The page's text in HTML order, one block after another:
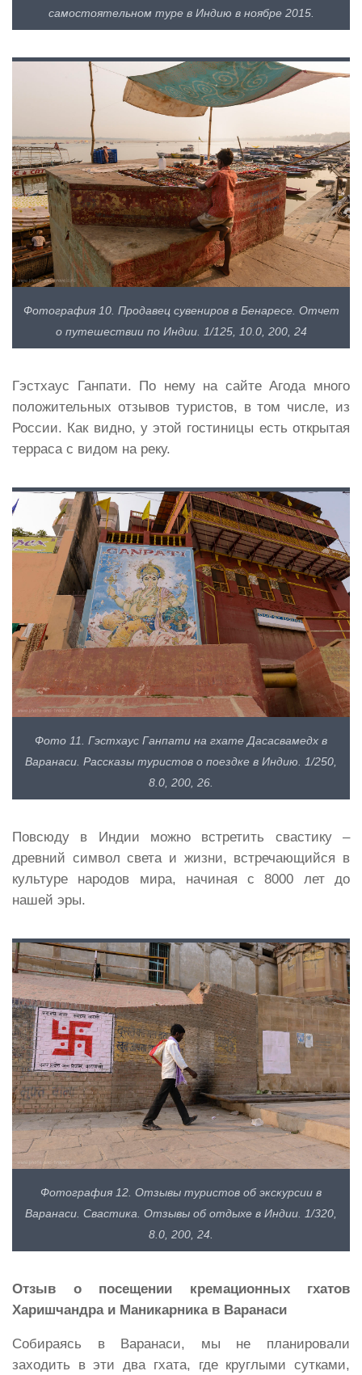
самостоятельном туре в Индию в ноябре 2015.
Фотография 10. Продавец сувениров в Бенаресе. Отчет
о путешествии по Индии. 1/125, 10.0, 200, 24
Гэстхаус Ганпати. По нему на сайте Агода много
положительных отзывов туристов, в том числе, из
России. Как видно, у этой гостиницы есть открытая
терраса с видом на реку.
Фото 11. Гэстхаус Ганпати на гхате Дасасвамедх в
Варанаси. Рассказы туристов о поездке в Индию. 1/250,
8.0, 200, 26.
Повсюду в Индии можно встретить свастику –
древний символ света и жизни, встречающийся в
культуре народов мира, начиная с 8000 лет до
нашей эры.
Фотография 12. Отзывы туристов об экскурсии в
Варанаси. Свастика. Отзывы об отдыхе в Индии. 1/320,
8.0, 200, 24.
Отзыв о посещении кремационных гхатов
Харишчандра и Маникарника в Варанаси
Собираясь в Варанаси, мы не планировали
заходить в эти два гхата, где круглыми сутками,